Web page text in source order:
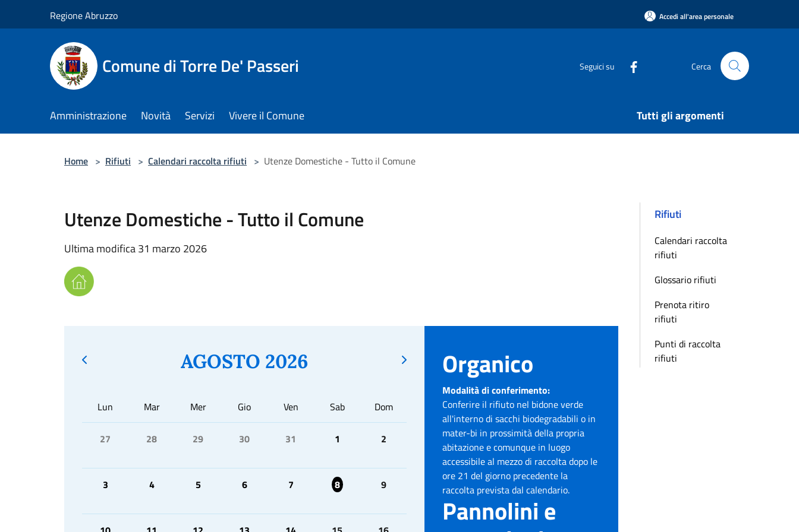
Regione Abruzzo Accedi all'area personale
Comune di Torre De' Passeri Seguici su Cerca
Amministrazione Novità Servizi Vivere il Comune Tutti gli argomenti
Home > Rifiuti > Calendari raccolta rifiuti > Utenze Domestiche - Tutto il Comune
Utenze Domestiche - Tutto il Comune
Ultima modifica 31 marzo 2026
AGOSTO 2026
Lun Mar Mer Gio Ven Sab Dom
27 28 29 30 31 1 2
3 4 5 6 7 8 9
Organico
Modalità di conferimento:
Conferire il rifiuto nel bidone verde
all'interno di sacchi biodegradabili o in
mater-bi in prossimità della propria
abitazione e comunque in luogo
accessibile al mezzo di raccolta dopo le
ore 21 del giorno precedente la
raccolta prevista dal calendario.
Pannolini e
Rifiuti
Calendari raccolta
rifiuti
Glossario rifiuti
Prenota ritiro
rifiuti
Punti di raccolta
rifiuti